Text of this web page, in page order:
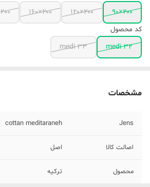
۲۰۰×۹۰
۲۰۰×۱۲۰ ۲۰۰×۱۶۰
۲۰۰×۱۸۰
کد محصول
medi 32
medi 33
مشخصات
Jens
cottan meditaraneh
اصالت کالا اصل
محصول ترکیه